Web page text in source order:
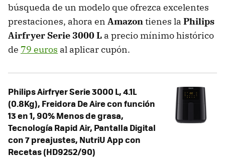
búsqueda de un modelo que ofrezca excelentes
prestaciones, ahora en Amazontienes la Philips
Airfryer Serie 3000 L a precio mínimo histórico
de 79 euros al aplicar cupón.
Philips Airfryer Serie 3000 L, 4.1L
(0.8Kg), Freidora De Aire con función
13 en 1, 90% Menos de grasa,
Tecnología Rapid Air, Pantalla Digital
con 7 preajustes, NutriU App con
Recetas (HD9252/90)